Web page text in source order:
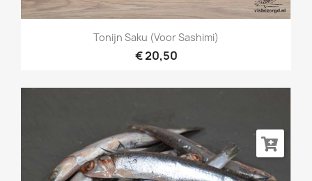
Tonijn Saku (voor Sashimi)
€ 20,50